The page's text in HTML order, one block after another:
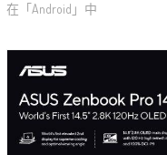
在「Android」中